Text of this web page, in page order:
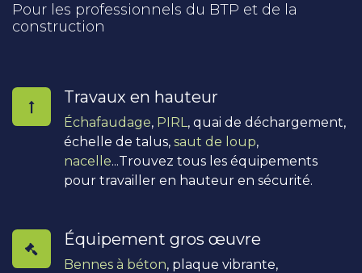
Pour les professionnels du BTP et de la
construction
Travaux en hauteur
Échafaudage, PIRL, quai de déchargement,
échelle de talus, saut de loup,
nacelle...Trouvez tous les équipements
pour travailler en hauteur en sécurité.
Équipement gros œuvre
Bennes à béton, plaque vibrante,